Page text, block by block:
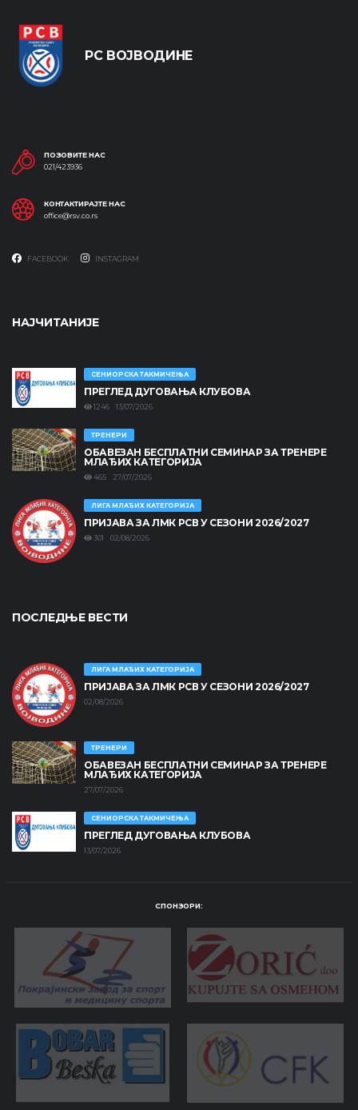
РС ВОЈВОДИНЕ
ПОЗОВИТЕ НАС
021/423936
КОНТАКТИРАЈТЕ НАС
office@rsv.co.rs
FACEBOOK INSTAGRAM
НАЈЧИТАНИЈЕ
СЕНИОРСКА ТАКМИЧЕЊА
ПРЕГЛЕД ДУГОВАЊА КЛУБОВА
1246 13/07/2026
ТРЕНЕРИ
ОБАВЕЗАН БЕСПЛАТНИ СЕМИНАР ЗА ТРЕНЕРЕ
МЛАЂИХ КАТЕГОРИЈА
465 27/07/2026
ЛИГА МЛАЂИХ КАТЕГОРИЈА
ПРИЈАВА ЗА ЛМК РСВ У СЕЗОНИ 2026/2027
301 02/08/2026
ПОСЛЕДЊЕ ВЕСТИ
ЛИГА МЛАЂИХ КАТЕГОРИЈА
ПРИЈАВА ЗА ЛМК РСВ У СЕЗОНИ 2026/2027
02/08/2026
ТРЕНЕРИ
ОБАВЕЗАН БЕСПЛАТНИ СЕМИНАР ЗА ТРЕНЕРЕ
МЛАЂИХ КАТЕГОРИЈА
27/07/2026
СЕНИОРСКА ТАКМИЧЕЊА
ПРЕГЛЕД ДУГОВАЊА КЛУБОВА
13/07/2026
СПОНЗОРИ: